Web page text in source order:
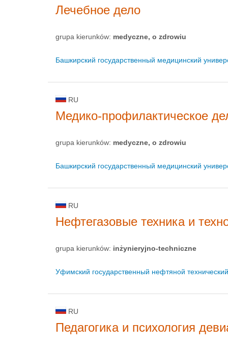
Лечебное дело
grupa kierunków: medyczne, o zdrowiu
Башкирский государственный медицинский
RU
Медико-профилактическое
grupa kierunków: medyczne, o zdrowiu
Башкирский государственный медицинский
RU
Нефтегазовые техника и
grupa kierunków: inżynieryjno-techniczne
Уфимский государственный нефтяной
RU
Педагогика и психология